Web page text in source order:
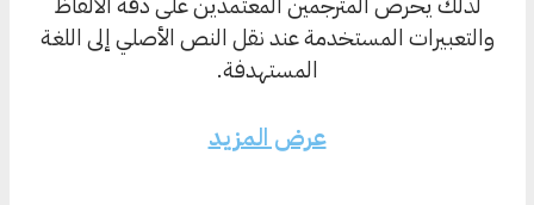
والتعبيرات المستخدمة عند نقل النص الأصلي إلى اللغة
المستهدفة.
عرض المزيد